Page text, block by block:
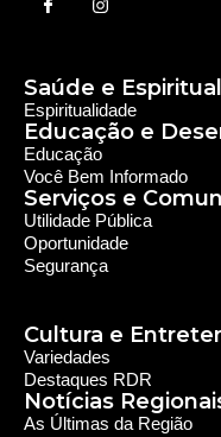
Rede Diocesana
30 anos de história.
possuímos um alcance
de 35 municípios,
Sobre a RDR
Equipe RDR
Fale com a RDR
Sobre nós
Saúde e
Espiritualidade